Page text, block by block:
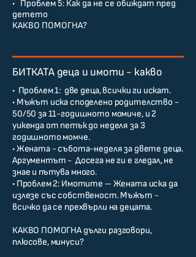
• Проблем 5: Как да не се обиждат пред
детето
КАКВО ПОМОГНА?
БИТКАТА деца и имоти - какво
• Проблем 1: две деца, всички ги искат.
• Мъжът иска споделено родителство -
50/50 за 11-годишното момиче, и 2
уикенда от петък до неделя за 3
годишното момче.
• Жената - събота-неделя за двете деца.
Аргументът - Досега не ги е гледал, не
знае и пътува много.
• Проблем 2: Имотите – Жената иска да
излезе със собственост. Мъжът -
всичко да се прехвърли на децата.
КАКВО ПОМОГНА дълги разговори,
плюсове, минуси?